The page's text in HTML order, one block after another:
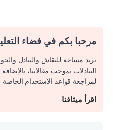
مرحبا بكم في فضاء
نريد مساحة للنقاش والتبادل
التبادلات بموجب مقالاتنا،
لمراجعة قواعد الاستخدام الخاصة
اقرأ ميثاقنا